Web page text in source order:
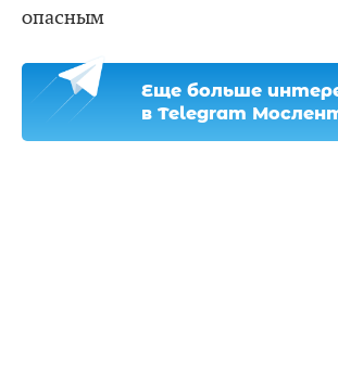
опасным
Еще больше
в Telegram